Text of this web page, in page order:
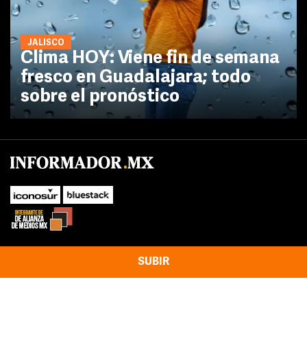
JALISCO
Clima HOY: Viene fin de semana
fresco en Guadalajara; todo
sobre el pronóstico
SUBIR